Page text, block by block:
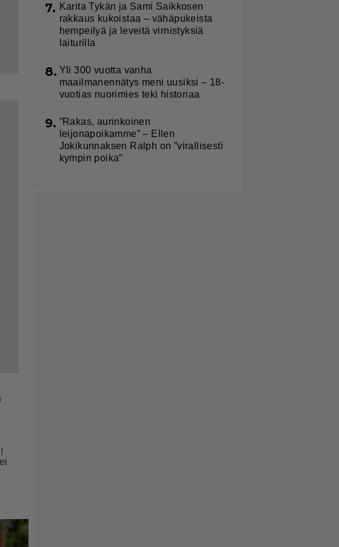
7. Karita Tykän ja Sami Saikkosen
rakkaus kukoistaa – vähäpukeista
hempeilyä ja leveitä virnistyksiä
laiturilla
8. Yli 300 vuotta vanha
maailmanennätys meni uusiksi – 18-
vuotias nuorimies teki historiaa
9. ”Rakas, aurinkoinen
leijonapoikamme” – Ellen
Jokikunnaksen Ralph on ”virallisesti
kympin poika”